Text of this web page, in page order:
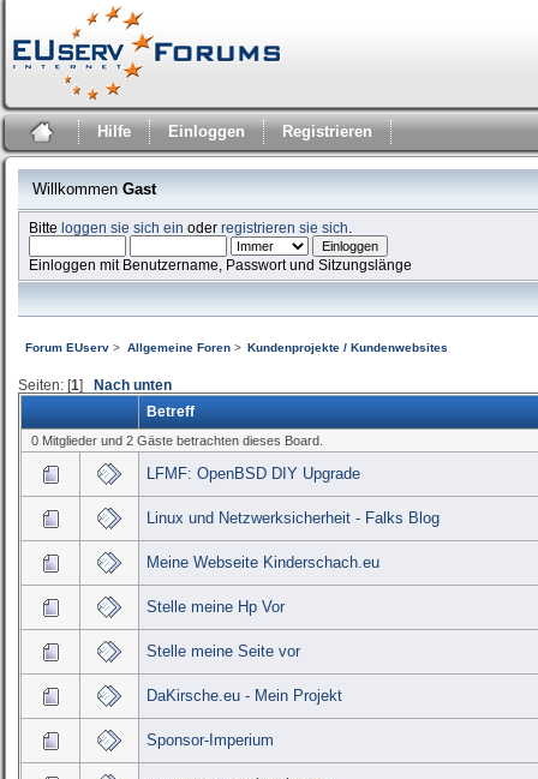
Hilfe Einloggen Registrieren
Willkommen Gast
Bitteloggen sie sich ein oderregistrieren sie sich
Einloggen mit Benutzername, Passwort und Sitzungslänge
Forum EUserv > Allgemeine Foren> Kundenprojekte / Kundenwebsites
Seiten: [1]
Nach unten
Betreff
0 Mitglieder und 2 Gäste betrachten dieses Board.
LFMF: OpenBSD DIY Upgrade
Linux und Netzwerksicherheit - Falks Blog
Meine Webseite Kinderschach.eu
Stelle meine Hp Vor
Stelle meine Seite vor
DaKirsche.eu - Mein Projekt
Sponsor-Imperium